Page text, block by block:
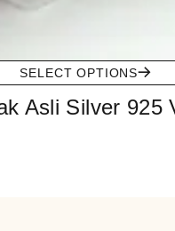
SELECT OPTIONS
Asli Silver 925